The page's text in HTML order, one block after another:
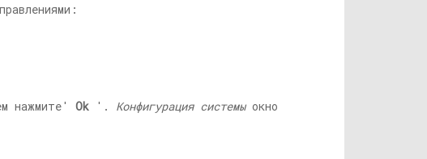
нажмите' Ok '. Конфигурация системыокно